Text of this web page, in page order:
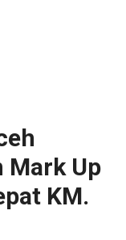
Mark Up
KM.